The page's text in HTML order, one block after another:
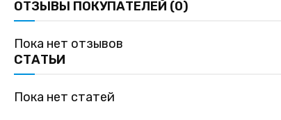
ОТЗЫВЫ ПОКУПАТЕЛЕЙ (0)
Пока нет отзывов
СТАТЬИ
Пока нет статей